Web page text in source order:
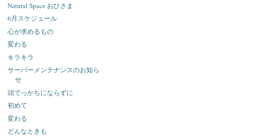
Natural Space おひさま
6月スケジュール
心が求めるもの
変わる
キラキラ
サーバーメンテナンスのお知ら
せ
頭でっかちにならずに
初めて
変わる
どんなときも